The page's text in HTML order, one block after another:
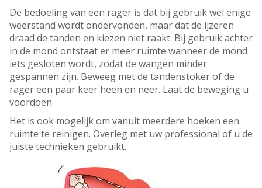
De bedoeling van een rager is dat bij gebruik wel enige
weerstand wordt ondervonden, maar dat de ijzeren
draad de tanden en kiezen niet raakt. Bij gebruik achter
in de mond ontstaat er meer ruimte wanneer de mond
iets gesloten wordt, zodat de wangen minder
gespannen zijn. Beweeg met de tandenstoker of de
rager een paar keer heen en neer. Laat de beweging u
voordoen.
Het is ook mogelijk om vanuit meerdere hoeken een
ruimte te reinigen. Overleg met uw professional of u de
juiste technieken gebruikt.